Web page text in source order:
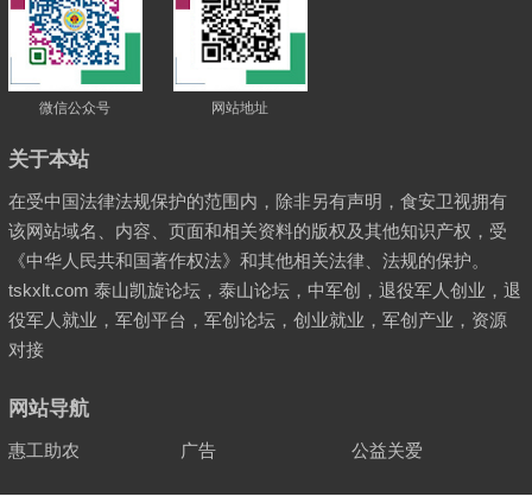
微信公众号 网站地址
关于本站
在受中国法律法规保护的范围内，除非另有声明，食安卫视拥有
该网站域名、内容、页面和相关资料的版权及其他知识产权，受
《中华人民共和国著作权法》和其他相关法律、法规的保护。
tskxlt.com 泰山凯旋论坛，泰山论坛，中军创，退役军人创业，退
役军人就业，军创平台，军创论坛，创业就业，军创产业，资源
对接
网站导航
惠工助农 广告 公益关爱